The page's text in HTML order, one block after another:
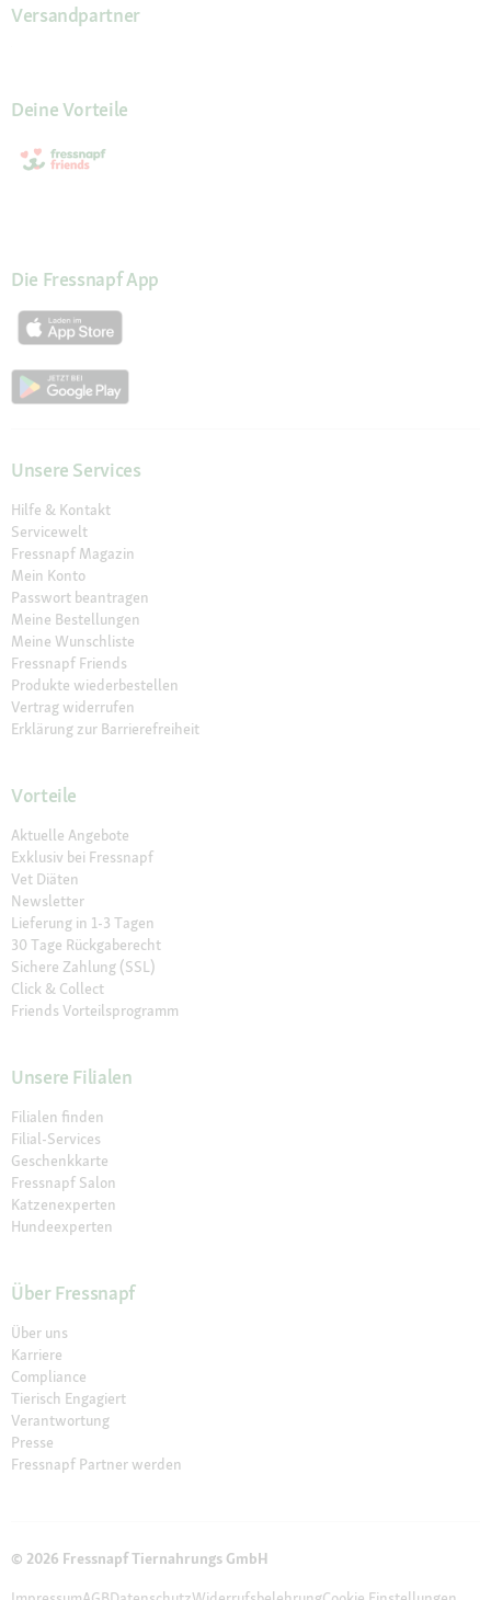
Versandpartner
Deine Vorteile
Die Fressnapf App
Unsere Services
Hilfe & Kontakt
Servicewelt
Fressnapf Magazin
Mein Konto
Passwort beantragen
Meine Bestellungen
Meine Wunschliste
Fressnapf Friends
Produkte wiederbestellen
Vertrag widerrufen
Erklärung zur Barrierefreiheit
Vorteile
Aktuelle Angebote
Exklusiv bei Fressnapf
Vet Diäten
Newsletter
Lieferung in 1-3 Tagen
30 Tage Rückgaberecht
Sichere Zahlung (SSL)
Click & Collect
Friends Vorteilsprogramm
Unsere Filialen
Filialen finden
Filial-Services
Geschenkkarte
Fressnapf Salon
Katzenexperten
Hundeexperten
Über Fressnapf
Über uns
Karriere
Compliance
Tierisch Engagiert
Verantwortung
Presse
Fressnapf Partner werden
© 2026 Fressnapf Tiernahrungs GmbH